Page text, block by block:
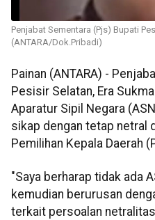
Penjabat Sementara (Pjs) Bupati
(ANTARA/Dok.Pribadi)
Painan (ANTARA) -
Pesisir Selatan, Era
Aparatur Sipil Negara
sikap dengan tetap netral
Pemilihan Kepala Daerah
"Saya berharap tidak ada
kemudian berurusan
terkait persoalan